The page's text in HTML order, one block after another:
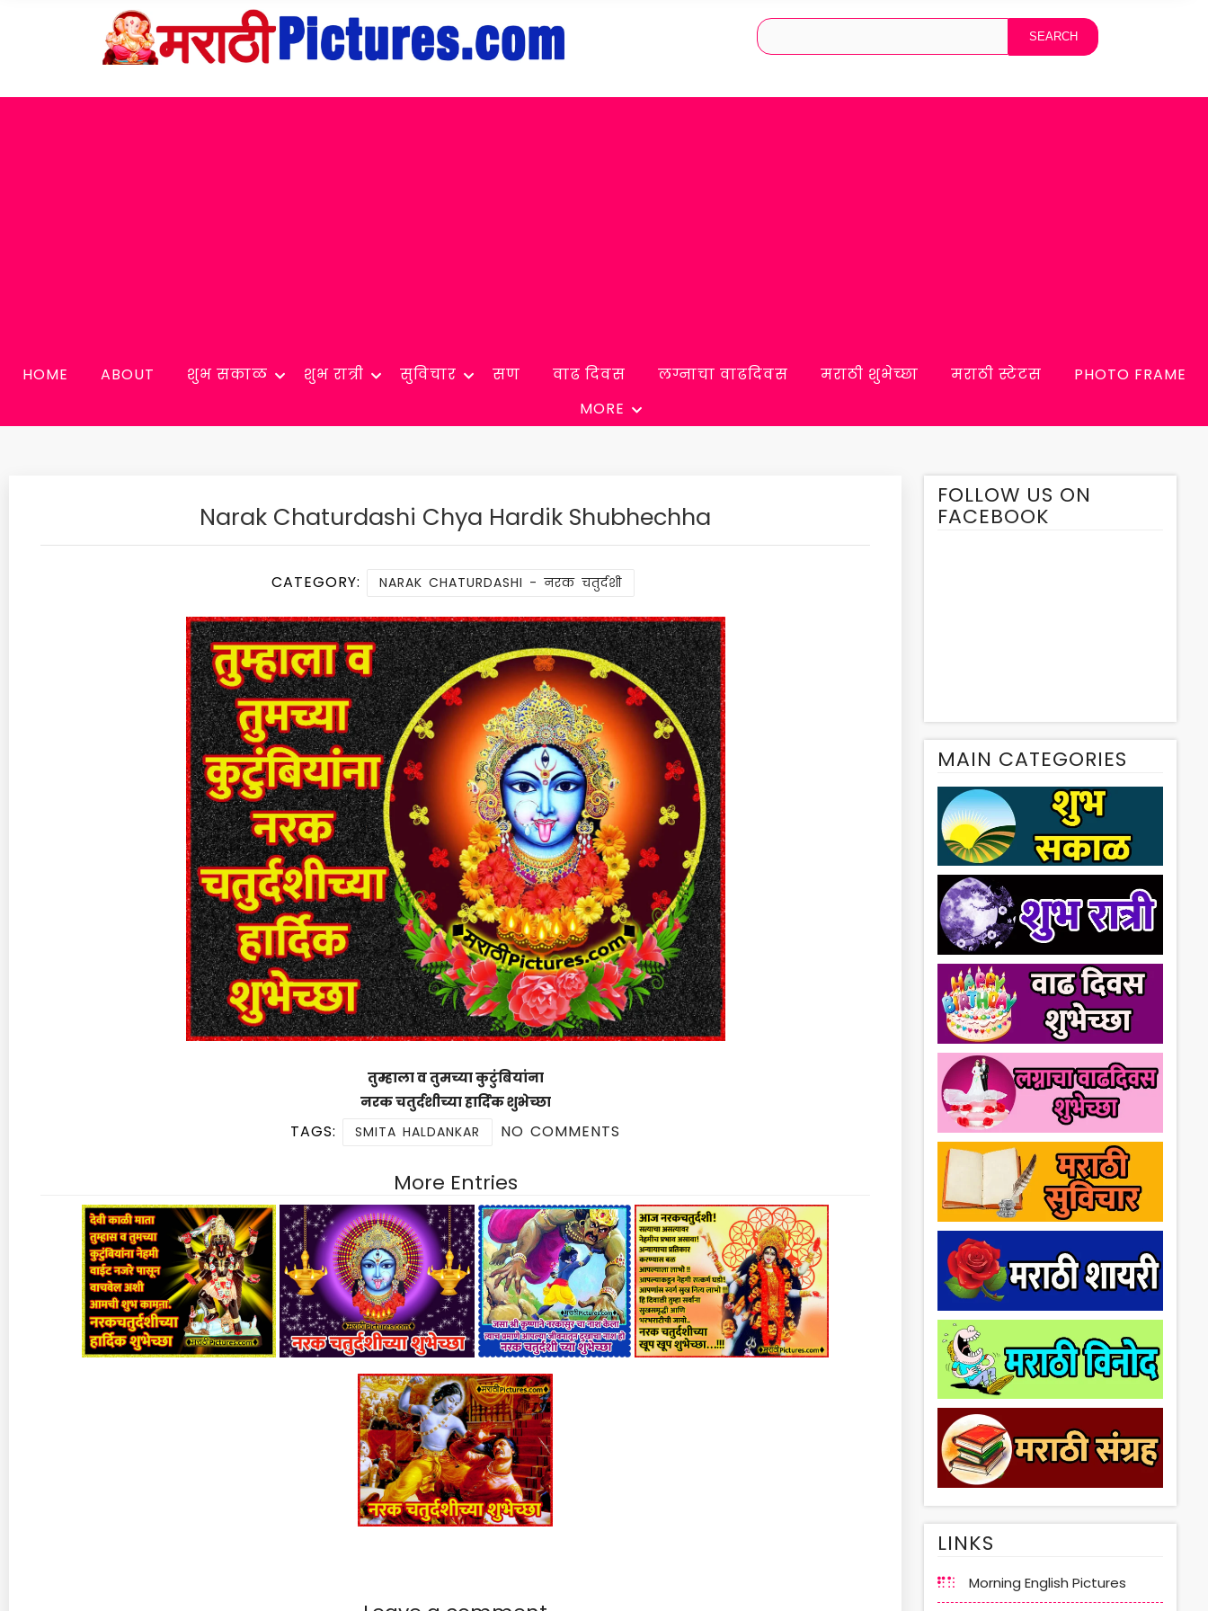
HOME ABOUT शुभ सकाळ शुभ रात्री सुविचार सण वाढ दिवस लग्नाचा वाढदिवस मराठी शुभेच्छा मराठी स्टेटस
PHOTO FRAME
MORE
Narak Chaturdashi Chya Hardik Shubhechha
CATEGORY: NARAK CHATURDASHI - नरक चतुर्दशी
तुम्हाला व तुमच्या कुटुंबियांना
नरक चतुर्दशीच्या हार्दिक शुभेच्छा
TAGS: SMITA HALDANKAR NO COMMENTS
More Entries
FOLLOW US ON
FACEBOOK
MAIN CATEGORIES
LINKS
Morning English Pictures